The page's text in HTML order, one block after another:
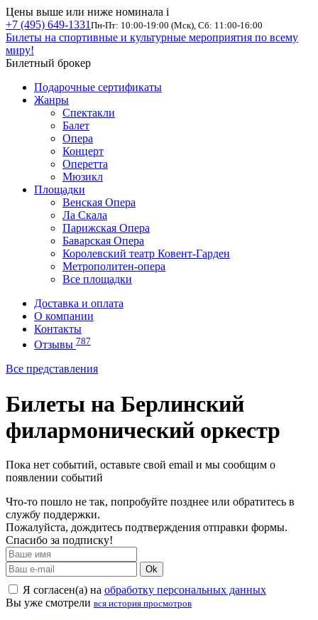
Цены выше или ниже номинала i
+7 (495) 649-1331 Пн-Пт: 10:00-19:00 (Мск), Сб: 11:00-16:00
Билеты на спортивные и культурные мероприятия по всему
миру!
Билетный брокер
Подарочные сертификаты
Жанры
Спектакли
Балет
Опера
Концерт
Оперетта
Мюзикл
Площадки
Венская Опера
Ла Скала
Парижская Опера
Баварская Опера
Королевский театр Ковент-Гарден
Метрополитен-опера
Все площадки
Доставка и оплата
О компании
Контакты
Отзывы 787
Все представления
Билеты на Берлинский
филармонический оркестр
Пока нет событий, оставьте свой email и мы сообщим о
появлении событий
Что-то пошло не так, попробуйте позднее или обратитесь в
службу поддержки.
Пожалуйста, дождитесь подтверждения отправки формы.
Спасибо за подписку!
Ok
Я согласен(а) на обработку персональных данных
Вы уже смотрели вся история просмотров